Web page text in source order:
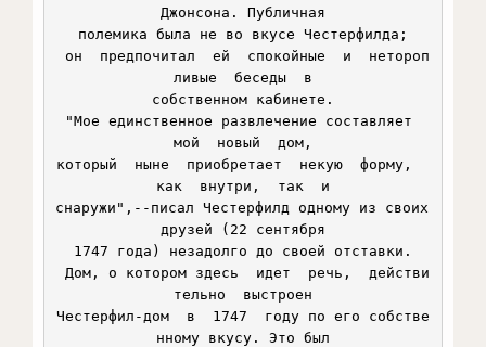
Джонсона. Публичная
полемика была не во вкусе Честерфилда;
ливые  беседы  в
собственном кабинете.
мой  новый  дом,
который  ныне  приобретает  некую  форму,
как  внутри,  так  и
снаружи",--писал Честерфилд одному из своих
друзей (22 сентября
1747 года) незадолго до своей отставки.
тельно  выстроен
Честерфил-дом  в  1747  году по его собстве
нному вкусу. Это был